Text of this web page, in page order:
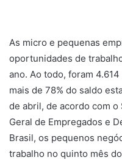
As micro e pequenas
oportunidades de
ano. Ao todo, foram
mais de 78% do saldo
de abril, de acordo com o
Geral de Empregados e
Brasil, os pequenos
trabalho no quinto mês